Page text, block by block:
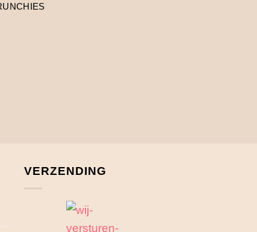
VERZENDING